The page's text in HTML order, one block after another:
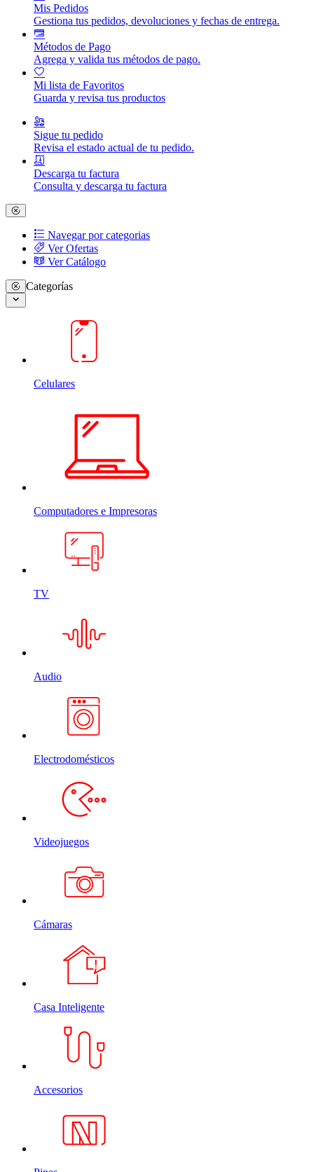
Mis Pedidos
Gestiona tus pedidos, devoluciones y fechas de entrega.
Métodos de Pago
Agrega y valida tus métodos de pago.
Mi lista de Favoritos
Guarda y revisa tus productos
Sigue tu pedido
Revisa el estado actual de tu pedido.
Descarga tu factura
Consulta y descarga tu factura
Navegar por categorias
Ver Ofertas
Ver Catálogo
Categorías
Celulares
Computadores e Impresoras
TV
Audio
Electrodomésticos
Videojuegos
Cámaras
Casa Inteligente
Accesorios